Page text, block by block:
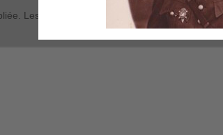
Les champs obligatoires sont indiqués avec*